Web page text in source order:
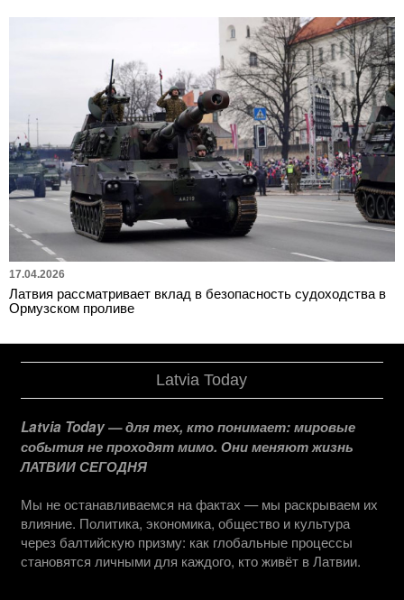
17.04.2026
Латвия рассматривает вклад в безопасность судоходства в
Ормузском проливе
Latvia Today
Latvia Today — для тех, кто понимает: мировые
события не проходят мимо. Они меняют жизнь
ЛАТВИИ СЕГОДНЯ
Мы не останавливаемся на фактах — мы раскрываем их
влияние. Политика, экономика, общество и культура
через балтийскую призму: как глобальные процессы
становятся личными для каждого, кто живёт в Латвии.